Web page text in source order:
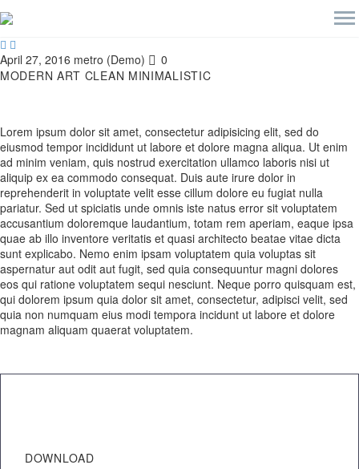
 
April 27, 2016 metro (Demo)
0
MODERN ART CLEAN MINIMALISTIC
Lorem ipsum dolor sit amet, consectetur adipisicing elit, sed do
eiusmod tempor incididunt ut labore et dolore magna aliqua. Ut enim
ad minim veniam, quis nostrud exercitation ullamco laboris nisi ut
aliquip ex ea commodo consequat. Duis aute irure dolor in
reprehenderit in voluptate velit esse cillum dolore eu fugiat nulla
pariatur. Sed ut spiciatis unde omnis iste natus error sit voluptatem
accusantium doloremque laudantium, totam rem aperiam, eaque ipsa
quae ab illo inventore veritatis et quasi architecto beatae vitae dicta
sunt explicabo. Nemo enim ipsam voluptatem quia voluptas sit
aspernatur aut odit aut fugit, sed quia consequuntur magni dolores
eos qui ratione voluptatem sequi nesciunt. Neque porro quisquam est,
qui dolorem ipsum quia dolor sit amet, consectetur, adipisci velit, sed
quia non numquam eius modi tempora incidunt ut labore et dolore
magnam aliquam quaerat voluptatem.
DOWNLOAD